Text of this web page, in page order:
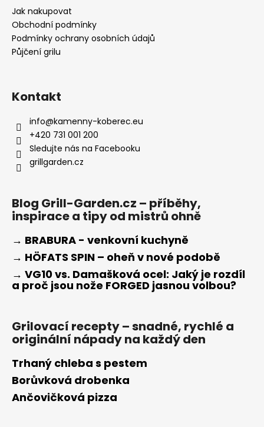
Jak nakupovat
Obchodní podmínky
Podmínky ochrany osobních údajů
Půjčení grilu
Kontakt
info@kamenny-koberec.eu
+420 731 001 200
Sledujte nás na Facebooku
grillgarden.cz
Blog Grill-Garden.cz – příběhy,
inspirace a tipy od mistrů ohně
→ BRABURA - venkovní kuchyně
→ HÖFATS SPIN – oheň v nové podobě
→ VG10 vs. Damašková ocel: Jaký je rozdíl
a proč jsou nože FORGED jasnou volbou?
Grilovací recepty – snadné, rychlé a
originální nápady na každý den
Trhaný chleba s pestem
Borůvková drobenka
Ančovičková pizza